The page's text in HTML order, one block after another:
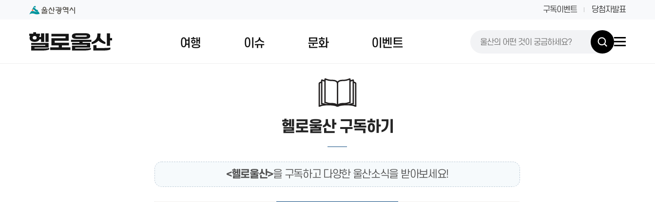
본문 내용 바로가기
대메뉴 바로가기 구독이벤트 당첨자발표
여행 이슈 문화 이벤트
헬로울산 구독하기
<헬로울산>을 구독하고 다양한 울산소식을 받아보세요!